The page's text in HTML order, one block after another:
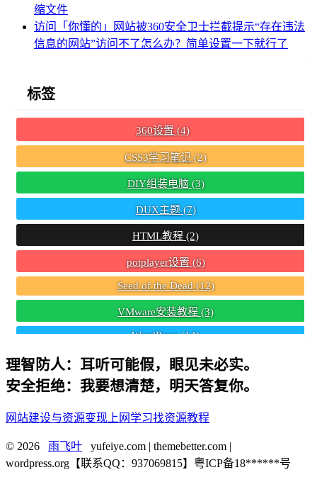
缩文件
访问「你懂的」网站被360安全卫士拦截提示“存在违法
信息的网站”访问不了怎么办？简单设置一下就行了
标签
360设置(4)
CSS3学习笔记(2)
DIY组装电脑(3)
DUX主题 (7)
HTML教程 (2)
potplayer设置(6)
Seed of the Dead(12)
VMware安装教程(3)
WordPress(14)
WordPress响应式主题(8)
WordPress小工具(3)
WordPress插件推荐(10)
WordPress文章置顶教程
WordPress网站建设(13)
理智防人：耳听可能假，眼见未必实。
安全拒绝：我要想清楚，明天答复你。
网站建设与资源变现 上网学习找资源教程
© 2026 雨飞叶 yufeiye.com | themebetter.com |
wordpress.org【联系QQ：937069815】粤ICP备18******号